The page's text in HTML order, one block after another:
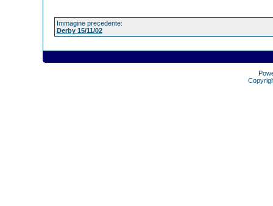
Immagine precedente:
Derby 15/11/02